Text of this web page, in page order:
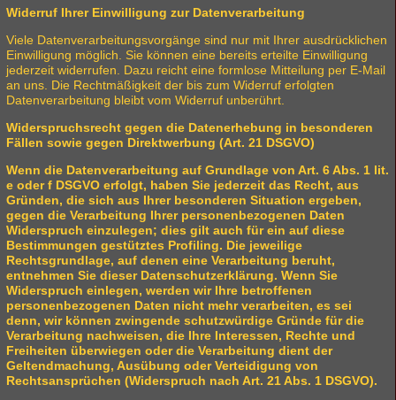
Widerruf Ihrer Einwilligung zur Datenverarbeitung
Viele Datenverarbeitungsvorgänge sind nur mit Ihrer ausdrücklichen
Einwilligung möglich. Sie können eine bereits erteilte Einwilligung
jederzeit widerrufen. Dazu reicht eine formlose Mitteilung per E-Mail
an uns. Die Rechtmäßigkeit der bis zum Widerruf erfolgten
Datenverarbeitung bleibt vom Widerruf unberührt.
Widerspruchsrecht gegen die Datenerhebung in besonderen
Fällen sowie gegen Direktwerbung (Art. 21 DSGVO)
Wenn die Datenverarbeitung auf Grundlage von Art. 6 Abs. 1 lit.
e oder f DSGVO erfolgt, haben Sie jederzeit das Recht, aus
Gründen, die sich aus Ihrer besonderen Situation ergeben,
gegen die Verarbeitung Ihrer personenbezogenen Daten
Widerspruch einzulegen; dies gilt auch für ein auf diese
Bestimmungen gestütztes Profiling. Die jeweilige
Rechtsgrundlage, auf denen eine Verarbeitung beruht,
entnehmen Sie dieser Datenschutzerklärung. Wenn Sie
Widerspruch einlegen, werden wir Ihre betroffenen
personenbezogenen Daten nicht mehr verarbeiten, es sei
denn, wir können zwingende schutzwürdige Gründe für die
Verarbeitung nachweisen, die Ihre Interessen, Rechte und
Freiheiten überwiegen oder die Verarbeitung dient der
Geltendmachung, Ausübung oder Verteidigung von
Rechtsansprüchen (Widerspruch nach Art. 21 Abs. 1 DSGVO).